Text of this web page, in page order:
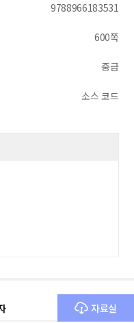
9788966183531
600쪽
중급
소스 코드
자료실